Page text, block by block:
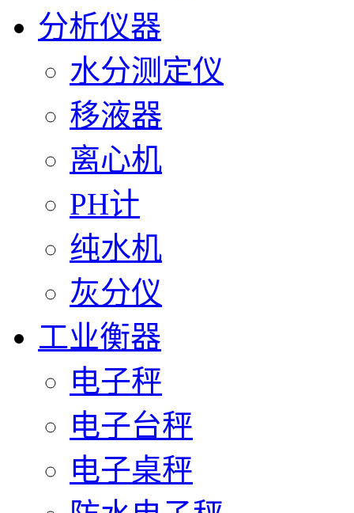
分析仪器
水分测定仪
移液器
离心机
PH计
纯水机
灰分仪
工业衡器
电子秤
电子台秤
电子桌秤